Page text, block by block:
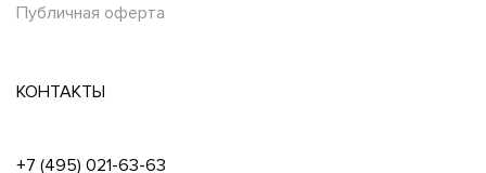
Публичная оферта
КОНТАКТЫ
+7 (495) 021-63-63